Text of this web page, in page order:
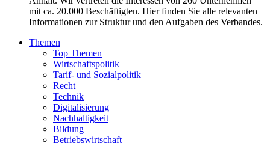
mit ca. 20.000 Beschäftigten. Hier finden Sie alle relevanten
Informationen zur Struktur und den Aufgaben des Verbandes.
Themen
Top Themen
Wirtschaftspolitik
Tarif- und Sozialpolitik
Recht
Technik
Digitalisierung
Nachhaltigkeit
Bildung
Betriebswirtschaft